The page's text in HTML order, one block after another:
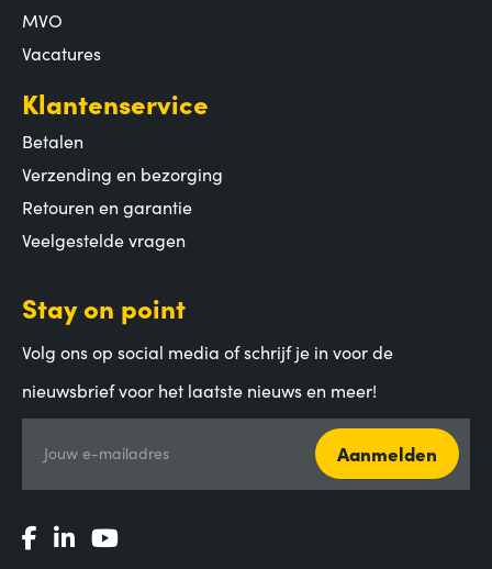
MVO
Vacatures
Klantenservice
Betalen
Verzending en bezorging
Retouren en garantie
Veelgestelde vragen
Stay on point
Volg ons op social media of schrijf je in voor de
nieuwsbrief voor het laatste nieuws en meer!
Jouw e-mailadres Aanmelden